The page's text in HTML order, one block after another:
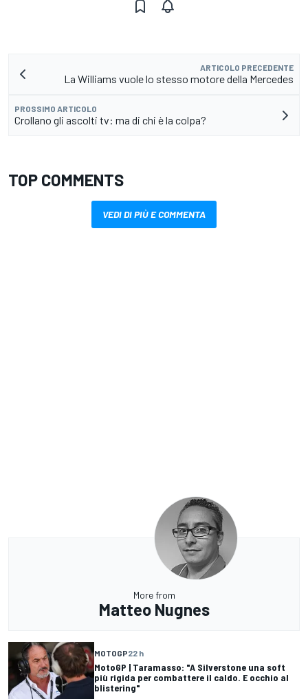
ARTICOLO PRECEDENTE
La Williams vuole lo stesso motore della Mercedes
PROSSIMO ARTICOLO
Crollano gli ascolti tv: ma di chi è la colpa?
TOP COMMENTS
VEDI DI PIÙ E COMMENTA
More from
Matteo Nugnes
MOTOGP22 h
MotoGP | Taramasso: "A Silverstone una soft
più rigida per combattere il caldo. E occhio al
blistering"